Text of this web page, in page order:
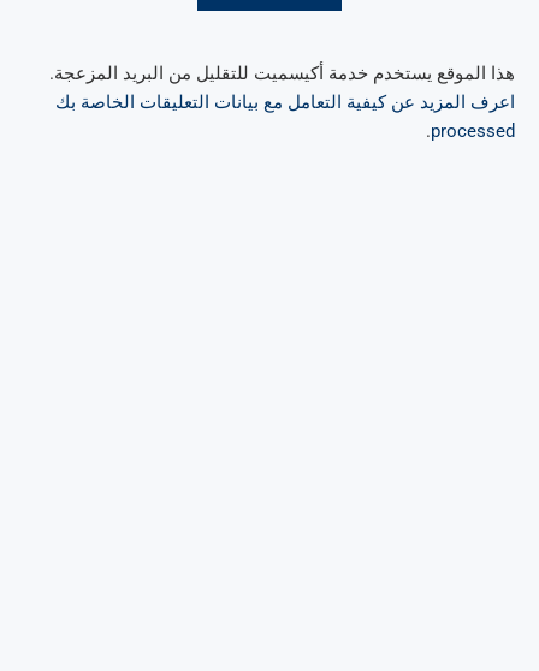
هذا الموقع يستخدم خدمة أكيسميت للتقليل من البريد المزعجة.
اعرف المزيد عن كيفية التعامل مع بيانات التعليقات الخاصة بك
processed
.